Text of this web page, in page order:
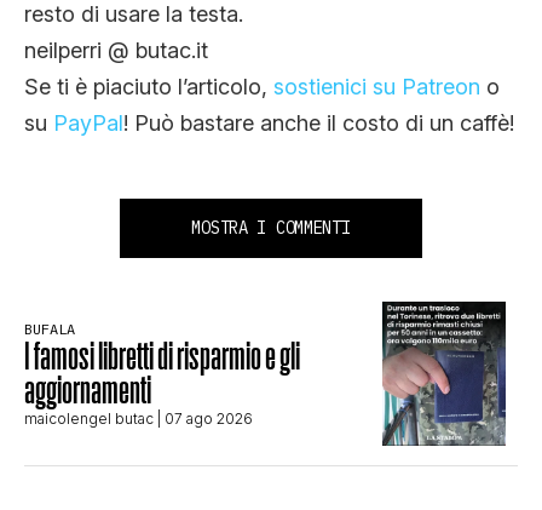
resto di usare la testa.
neilperri @ butac.it
Se ti è piaciuto l’articolo, sostienici su Patreon o
su PayPal! Può bastare anche il costo di un caffè!
MOSTRA I COMMENTI
BUFALA
I famosi libretti di risparmio e gli
aggiornamenti
maicolengel butac | 07 ago 2026